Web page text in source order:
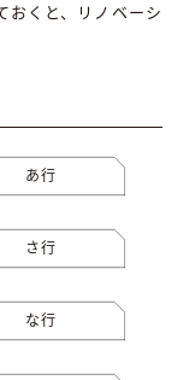
おくと、リノベーシ
あ行
さ行
な行